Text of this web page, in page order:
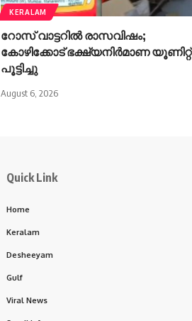
KERALAM
റോസ് വാട്ടറില്‍ രാസവിഷം;
കോഴിക്കോട് ഭക്ഷ്യനിര്‍മാണ യൂണിറ്റ്
പൂട്ടിച്ചു
August 6, 2026
Quick Link
Home
Keralam
Desheeyam
Gulf
Viral News